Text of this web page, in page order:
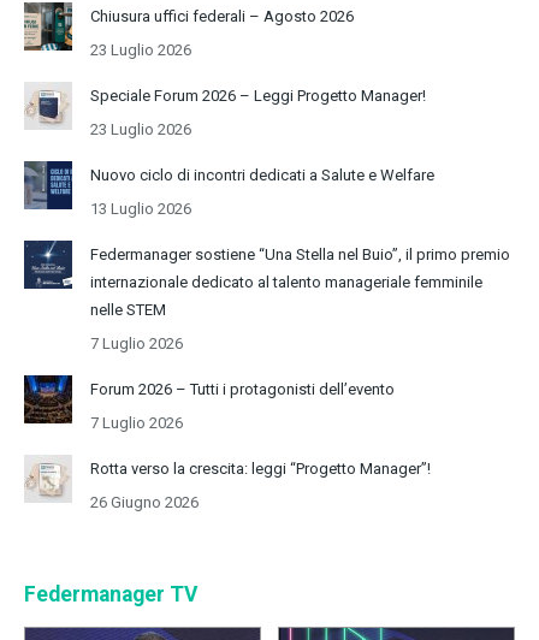
Chiusura uffici federali – Agosto 2026
23 Luglio 2026
Speciale Forum 2026 – Leggi Progetto Manager!
23 Luglio 2026
Nuovo ciclo di incontri dedicati a Salute e Welfare
13 Luglio 2026
Federmanager sostiene “Una Stella nel Buio”, il primo premio
internazionale dedicato al talento manageriale femminile
nelle STEM
7 Luglio 2026
Forum 2026 – Tutti i protagonisti dell’evento
7 Luglio 2026
Rotta verso la crescita: leggi “Progetto Manager”!
26 Giugno 2026
Federmanager TV